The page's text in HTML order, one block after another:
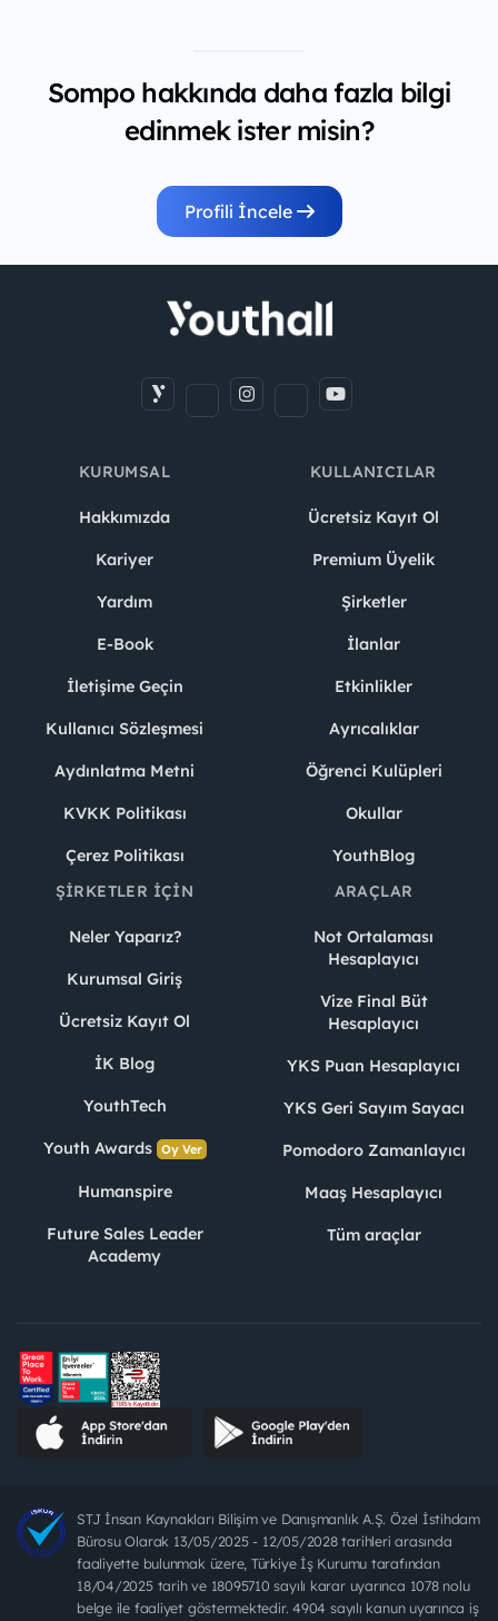
Sompo hakkında daha fazla bilgi
edinmek ister misin?
Profili İncele
KURUMSAL
Hakkımızda
Kariyer
Yardım
E-Book
İletişime Geçin
Kullanıcı Sözleşmesi
Aydınlatma Metni
KVKK Politikası
Çerez Politikası
KULLANICILAR
Ücretsiz Kayıt Ol
Premium Üyelik
Şirketler
İlanlar
Etkinlikler
Ayrıcalıklar
Öğrenci Kulüpleri
Okullar
YouthBlog
ŞIRKETLER İÇIN
Neler Yaparız?
Kurumsal Giriş
Ücretsiz Kayıt Ol
İK Blog
YouthTech
Youth Awards Oy Ver
Humanspire
Future Sales Leader
Academy
ARAÇLAR
Not Ortalaması
Hesaplayıcı
Vize Final Büt
Hesaplayıcı
YKS Puan Hesaplayıcı
YKS Geri Sayım Sayacı
Pomodoro Zamanlayıcı
Maaş Hesaplayıcı
Tüm araçlar
STJ İnsan Kaynakları Bilişim ve Danışmanlık A.Ş. Özel İstihdam
Bürosu Olarak 13/05/2025 - 12/05/2028 tarihleri arasında
faaliyette bulunmak üzere, Türkiye İş Kurumu tarafından
18/04/2025 tarih ve 18095710 sayılı karar uyarınca 1078 nolu
belge ile faaliyet göstermektedir. 4904 sayılı kanun uyarınca iş